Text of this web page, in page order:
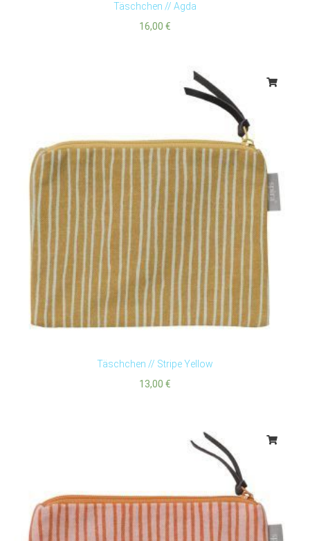
Täschchen // Agda
16,00 €
Täschchen // Stripe Yellow
13,00 €